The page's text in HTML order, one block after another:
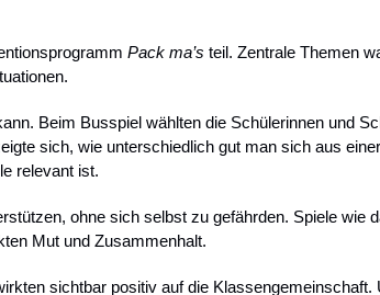
Pack ma’s teil. Zentrale Themen
Beim Busspiel wählten die Schülerinnen und
sich, wie unterschiedlich gut man sich aus
relevant ist.
ohne sich selbst zu gefährden. Spiele wie
Mut und Zusammenhalt.
sichtbar positiv auf die